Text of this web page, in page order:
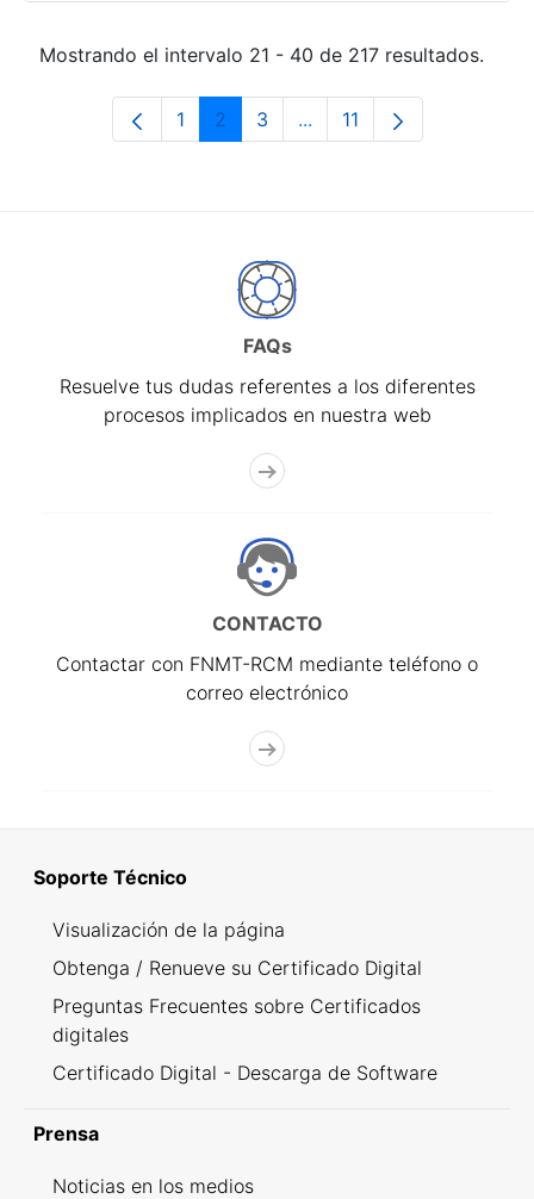
Mostrando el intervalo 21 - 40 de 217 resultados.
Página
1 Página
2 Página
3 ...Páginas intermedias Use
Página
11
FAQs
Resuelve tus dudas referentes a los diferentes
procesos implicados en nuestra web
CONTACTO
Contactar con FNMT-RCM mediante teléfono o
correo electrónico
Soporte Técnico
Visualización de la página
Obtenga / Renueve su Certificado Digital
Preguntas Frecuentes sobre Certificados
digitales
Certificado Digital - Descarga de Software
Prensa
Noticias en los medios